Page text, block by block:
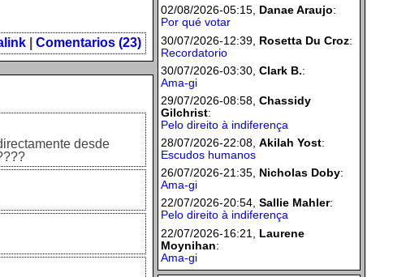
Comentarios (23)
desde
02/08/2026-05:15, Danae Araujo:
Por qué votar
30/07/2026-12:39, Rosetta Du Croz:
Recordatorio
30/07/2026-03:30, Clark B.:
Ama-gi
29/07/2026-08:58, Chassidy
Gilchrist:
Pelo direito à indiferença
28/07/2026-22:08, Akilah Yost:
Escudos humanos
26/07/2026-21:35, Nicholas Doby:
Ama-gi
22/07/2026-20:54, Sallie Mahler:
Pelo direito à indiferença
22/07/2026-16:21, Laurene
Moynihan:
Ama-gi